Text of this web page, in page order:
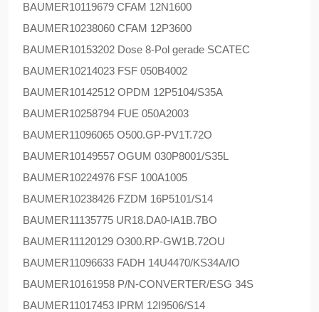
BAUMER10119679 CFAM 12N1600
BAUMER10238060 CFAM 12P3600
BAUMER10153202 Dose 8-Pol gerade SCATEC
BAUMER10214023 FSF 050B4002
BAUMER10142512 OPDM 12P5104/S35A
BAUMER10258794 FUE 050A2003
BAUMER11096065 O500.GP-PV1T.72O
BAUMER10149557 OGUM 030P8001/S35L
BAUMER10224976 FSF 100A1005
BAUMER10238426 FZDM 16P5101/S14
BAUMER11135775 UR18.DA0-IA1B.7BO
BAUMER11120129 O300.RP-GW1B.72OU
BAUMER11096633 FADH 14U4470/KS34A/IO
BAUMER10161958 P/N-CONVERTER/ESG 34S
BAUMER11017453 IPRM 12I9506/S14